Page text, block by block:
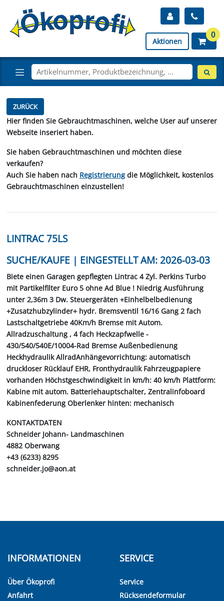
Aktionen
0
ZURÜCK
Hier finden Sie Gebrauchtmaschinen, welche User auf unserer
Webseite inseriert haben.
Sie haben Gebrauchtmaschinen und möchten diese
verkaufen?
Auch Sie haben nach Registrierungdie Möglichkeit, kostenlos
Gebrauchtmaschinen einzustellen!
LINTRAC 75LS
SUCHE/KAUFE | EINGESTELLT AM: 2026-03-03
Biete einen Garagen gepflegten Lintrac 4 Zyl. Perkins Turbo
mit Partikelfilter Euro 5 ohne Ad Blue ! Niedrig Ausführung
unter 2,36m 3 Dw. Steuergeräten +Einhelbelbedienung
+Zusatzhubzylinder+ hydr. Bremsventil 16/16 Gang 2 fach
Lastschaltgetriebe 40Km/h Bremse mit Autom.
Allradzuschaltung , 4 fach Heckzapfwelle -
430/540/540E/10004-Rad Bremse Außenbedienung
Heckhydraulik AllradAnhängevorrichtung: automatisch
druckloser Rücklauf EHR, Fronthydraulik Fahrzeugpapiere
vorhanden Höchstgeschwindigkeit in km/h: 40 km/h Plattform:
Kabine mit autom. Batteriehauptschalter, Zentralinfoboard
Kabinenfederung Oberlenker hinten: mechanisch
KONTAKTDATEN
Schneider Johann- Landmaschinen
4882 Oberwang
+43 (6233) 8295
schneider.jo@aon.at
INFORMATIONEN
Über Ökoprofi
Anfahrt
SERVICE
Service
Rücksendeformular